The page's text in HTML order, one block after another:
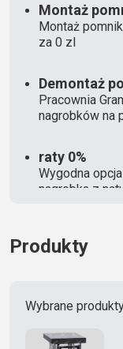
Montaż
Montaż
za 0 zl
Demontaż
Pracownia
nagrobków na
raty 0%
Wygodna
nagrobka z
Produkty
Wybrane